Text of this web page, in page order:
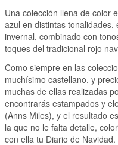
Una colección llena de color
azul en distintas
invernal, combinado con
toques del tradicional rojo
Como siempre en las
muchísimo castellano, y
muchas de ellas realizadas
encontrarás estampados y
(Anns Miles), y el resultado
la que no le falta detalle,
con ella tu Diario de Navidad.